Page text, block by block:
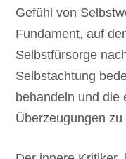
Gefühl von
Fundament, auf
Selbstfürsorge
Selbstachtung
behandeln und die
Überzeugungen